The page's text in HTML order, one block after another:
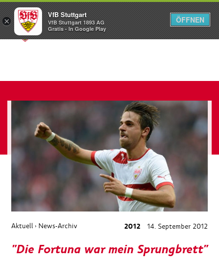
Menü
Aktuell › News-Archiv 2012 14. September 2012
"Die Fortuna war mein Sprungbrett"
×
VfB Stuttgart
VfB Stuttgart 1893 AG
Gratis - In Google Play
ÖFFNEN